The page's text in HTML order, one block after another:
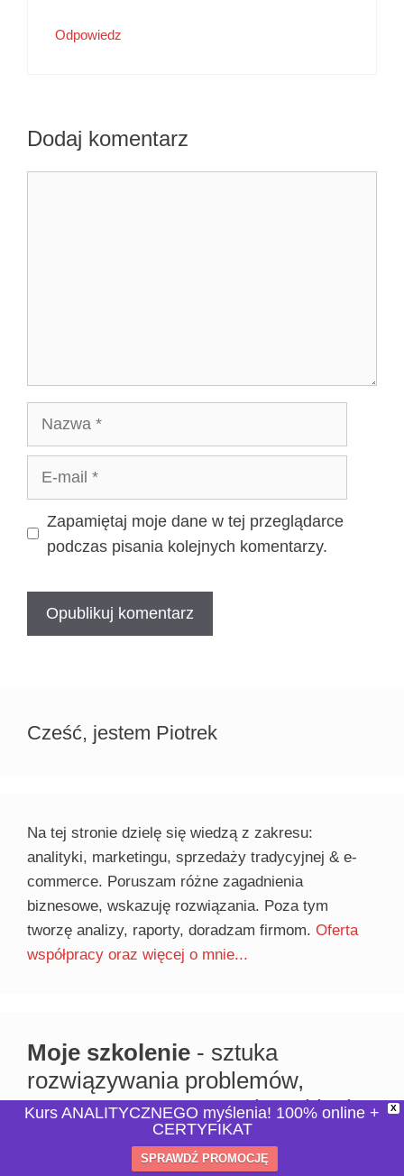
Odpowiedz
Dodaj komentarz
Zapamiętaj moje dane w tej przeglądarce
podczas pisania kolejnych komentarzy.
Cześć, jestem Piotrek
Na tej stronie dzielę się wiedzą z zakresu:
analityki, marketingu, sprzedaży tradycyjnej & e-
commerce. Poruszam różne zagadnienia
biznesowe, wskazuję rozwiązania. Poza tym
tworzę analizy, raporty, doradzam firmom. Oferta
współpracy oraz więcej o mnie...
Moje szkolenie - sztuka
rozwiązywania problemów,
poprawne rozumowanie, critical
SPRAWDŹ
X
Kurs ANALITYCZNEGO myślenia! 100% online +
CERTYFIKAT
SPRAWDŹ PROMOCJĘ